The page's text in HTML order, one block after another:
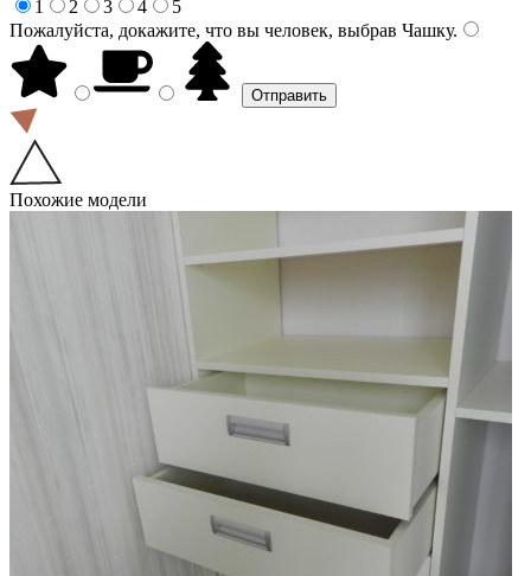
1
2 3 4
5
Пожалуйста, докажите, что вы человек, выбрав Чашку.
Похожие модели